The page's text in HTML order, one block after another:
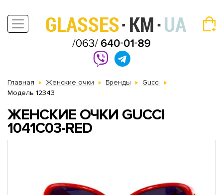
Главная Женские очки Бренды
Gucci
Модель 12343
ЖЕНСКИЕ ОЧКИ GUCCI
1041C03-RED